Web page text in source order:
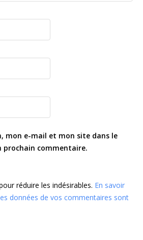
mon e-mail et mon site dans le
prochain commentaire.
réduire les indésirables. En savoir
données de vos commentaires sont